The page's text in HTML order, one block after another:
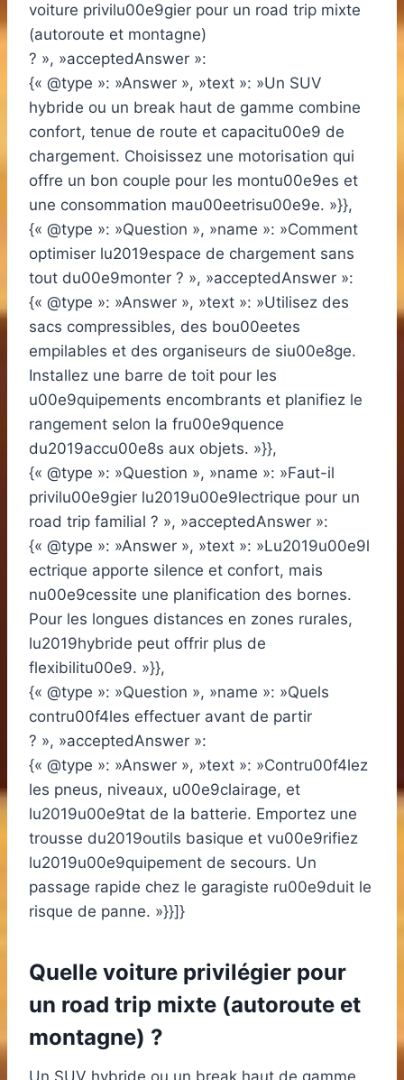
voiture privilu00e9gier pour un road trip mixte
(autoroute et montagne)
? », »acceptedAnswer »:
{« @type »: »Answer », »text »: »Un SUV
hybride ou un break haut de gamme combine
confort, tenue de route et capacitu00e9 de
chargement. Choisissez une motorisation qui
offre un bon couple pour les montu00e9es et
une consommation mau00eetrisu00e9e. »}},
{« @type »: »Question », »name »: »Comment
optimiser lu2019espace de chargement sans
tout du00e9monter ? », »acceptedAnswer »:
{« @type »: »Answer », »text »: »Utilisez des
sacs compressibles, des bou00eetes
empilables et des organiseurs de siu00e8ge.
Installez une barre de toit pour les
u00e9quipements encombrants et planifiez le
rangement selon la fru00e9quence
du2019accu00e8s aux objets. »}},
{« @type »: »Question », »name »: »Faut-il
privilu00e9gier lu2019u00e9lectrique pour un
road trip familial ? », »acceptedAnswer »:
{« @type »: »Answer », »text »: »Lu2019u00e9l
ectrique apporte silence et confort, mais
nu00e9cessite une planification des bornes.
Pour les longues distances en zones rurales,
lu2019hybride peut offrir plus de
flexibilitu00e9. »}},
{« @type »: »Question », »name »: »Quels
contru00f4les effectuer avant de partir
? », »acceptedAnswer »:
{« @type »: »Answer », »text »: »Contru00f4lez
les pneus, niveaux, u00e9clairage, et
lu2019u00e9tat de la batterie. Emportez une
trousse du2019outils basique et vu00e9rifiez
lu2019u00e9quipement de secours. Un
passage rapide chez le garagiste ru00e9duit le
risque de panne. »}}]}
Quelle voiture privilégier pour
un road trip mixte (autoroute et
montagne) ?